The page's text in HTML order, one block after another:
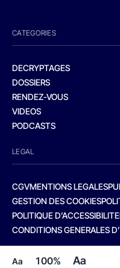
Aa 100% Aa
CATEGORIES
DECRYPTAGES
DOSSIERS
RENDEZ-VOUS
VIDEOS
PODCASTS
LEGAL
CGVMENTIONS LEGALES
GESTION DES COOKIES
POLITIQUE D’ACCESSIBILITE
CONDITIONS GENERALES